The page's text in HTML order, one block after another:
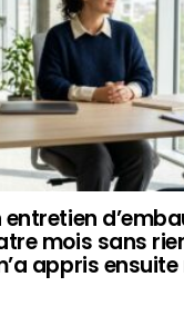
entretien
mois sans
appris ensuite